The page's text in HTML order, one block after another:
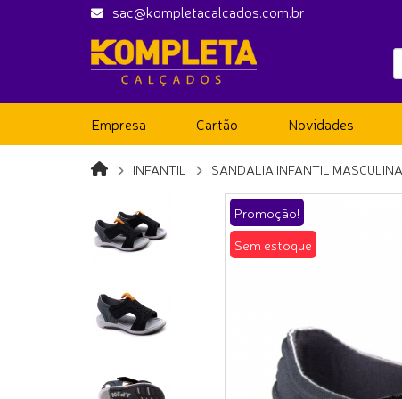
sac@kompletacalcados.com.br
Empresa Cartão Novidades
INFANTIL SANDALIA INFANTIL MASCULINA
Promoção!
Sem estoque